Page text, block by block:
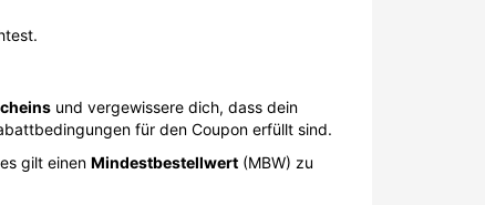
und vergewissere dich, dass dein
für den Coupon erfüllt sind.
gilt einen Mindestbestellwert (MBW) zu